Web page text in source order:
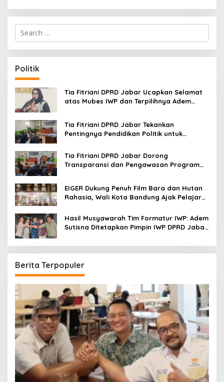
S
r
c
h
f
o
:
Politik
Tia Fitriani DPRD Jabar Ucapkan Selamat
atas Mubes IWP dan Terpilihnya Adem
Tia Fitriani DPRD Jabar Tekankan
Pentingnya Pendidikan Politik untuk
Tia Fitriani DPRD Jabar Dorong
Transparansi dan Pengawasan Program
EIGER Dukung Penuh Film Bara dan Hutan
Rahasia, Wali Kota Bandung Ajak Pelajar
Hasil Musyawarah Tim Formatur IWP: Adem
Sutisna Ditetapkan Pimpin IWP DPRD Jabar
Berita Terpopuler